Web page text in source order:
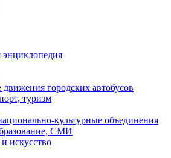
энциклопедия
движения городских автобусов
туризм
культурные объединения
СМИ
искусство